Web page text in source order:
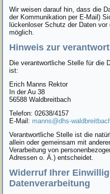
Wir weisen darauf hin, dass die
der Kommunikation per E-Mail)
lückenloser Schutz der Daten
möglich.
Hinweis zur
Die verantwortliche Stelle für die
ist:
Erich Manns Rektor
In der Au 38
56588 Waldbreitbach
Telefon: 02638/4157
E-Mail: manns@dhs-
Verantwortliche Stelle ist die
allein oder gemeinsam mit
Verarbeitung von
Adressen o. Ä.) entscheidet.
Widerruf Ihrer
Datenverarbeitung